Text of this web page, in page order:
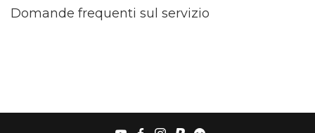
Domande frequenti sul servizio